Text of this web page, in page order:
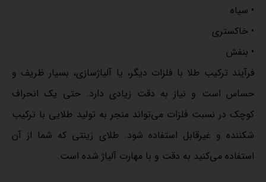
• سیاه
• خاکستری
• بنفش
فرآیند ترکیب طلا با فلزات دیگر، یا آلیاژسازی، بسیار ظریف و
حساس است و نیاز به دقت زیادی دارد. حتی یک انحراف
کوچک در نسبت فلزات می‌تواند منجر به تولید طلایی با ترکیب
شکننده و غیرقابل استفاده شود. طلای زینتی که شما از آن
استفاده می‌کنید به دقت و با مهارت آلیاژ شده است.